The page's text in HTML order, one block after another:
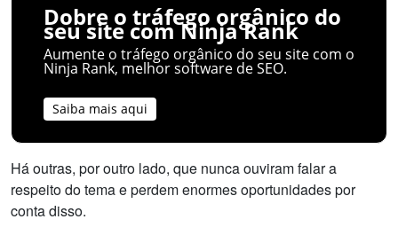
Dobre o tráfego orgânico do
seu site com Ninja Rank
Aumente o tráfego orgânico do seu site com o
Ninja Rank, melhor software de SEO.
Saiba mais aqui
Há outras, por outro lado, que nunca ouviram falar a
respeito do tema e perdem enormes oportunidades por
conta disso.